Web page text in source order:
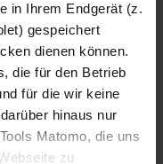
in Ihrem Endgerät (z.
gespeichert
dienen können.
die für den Betrieb
für die wir keine
hinaus nur
Matomo, die uns
zu
Lorenz